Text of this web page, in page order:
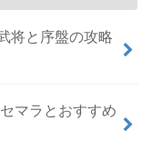
将と序盤の攻略
マラとおすすめ